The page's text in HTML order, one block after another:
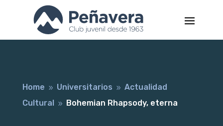
Home 9 Universitarios 9 Actualidad
Cultural 9 Bohemian Rhapsody, eterna